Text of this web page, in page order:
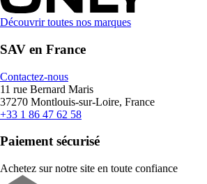
Découvrir toutes nos marques
SAV en France
Contactez-nous
11 rue Bernard Maris
37270 Montlouis-sur-Loire, France
+33 1 86 47 62 58
Paiement sécurisé
Achetez sur notre site en toute confiance